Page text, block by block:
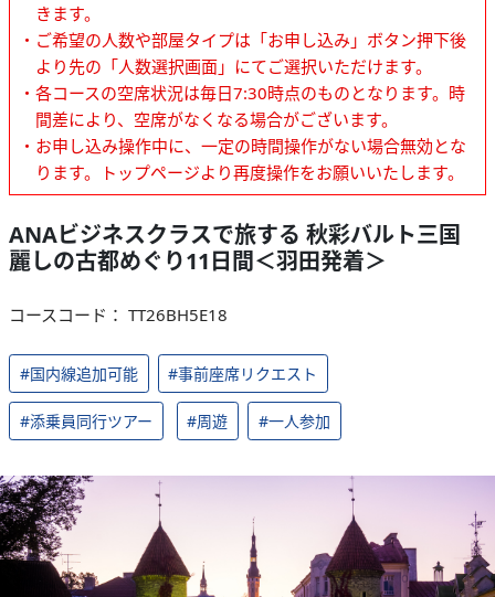
きます。
・ご希望の人数や部屋タイプは「お申し込み」ボタン押下後
より先の「人数選択画面」にてご選択いただけます。
・各コースの空席状況は毎日7:30時点のものとなります。時
間差により、空席がなくなる場合がございます。
・お申し込み操作中に、一定の時間操作がない場合無効とな
ります。トップページより再度操作をお願いいたします。
ANAビジネスクラスで旅する 秋彩バルト三国
麗しの古都めぐり11日間＜羽田発着＞
コースコード： TT26BH5E18
#国内線追加可能 #事前座席リクエスト
#添乗員同行ツアー #周遊 #一人参加